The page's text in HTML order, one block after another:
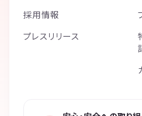
採用情報
プレスリリース